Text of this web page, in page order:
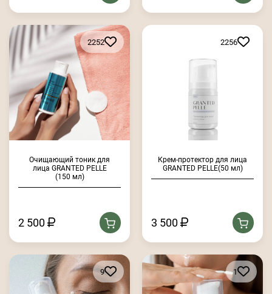
2252
Очищающий тоник для
лица GRANTED PELLE
(150 мл)
2 500
2256
Крем-протектор для лица
GRANTED PELLE(50 мл)
3 500
9 1